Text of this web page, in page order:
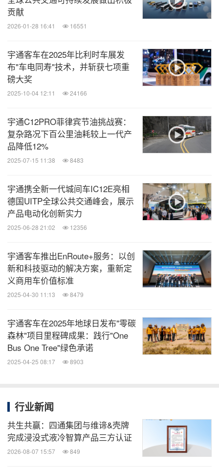
贡献
2026-01-28 16:41 16551
宇通客车在2025年比利时车展发
布"车电同寿"技术，并斩获七项重
磅大奖
2025-10-04 12:11 24166
宇通C12PRO菲律宾节油挑战赛：
复杂路况下百公里油耗较上一代产
品降低12%
2025-07-15 11:38 8483
宇通携全新一代城间车IC12E亮相
德国UITP全球公共交通峰会，展示
产品电动化创新实力
2025-06-28 21:02 12356
宇通客车推出EnRoute+服务：以创
新和科技驱动的解决方案，重新定
义商用车价值标准
2025-04-30 11:13 8479
宇通客车在2025年地球日发布"零碳
森林"项目里程碑成果：践行"One
Bus One Tree"绿色承诺
2025-04-25 08:17 8903
行业新闻
共生共赢：四通集团与维谛&壳牌
完成浸没式液冷智算产品三方认证
2026-08-07 15:57 849